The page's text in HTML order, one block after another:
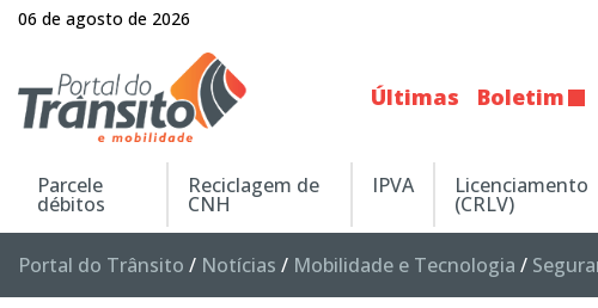
06 de agosto de 2026
Últimas Boletim
Parcele
débitos
Reciclagem de
CNH
IPVA Licenciamento
(CRLV)
Portal do Trânsito / Notícias / Mobilidade e Tecnologia /